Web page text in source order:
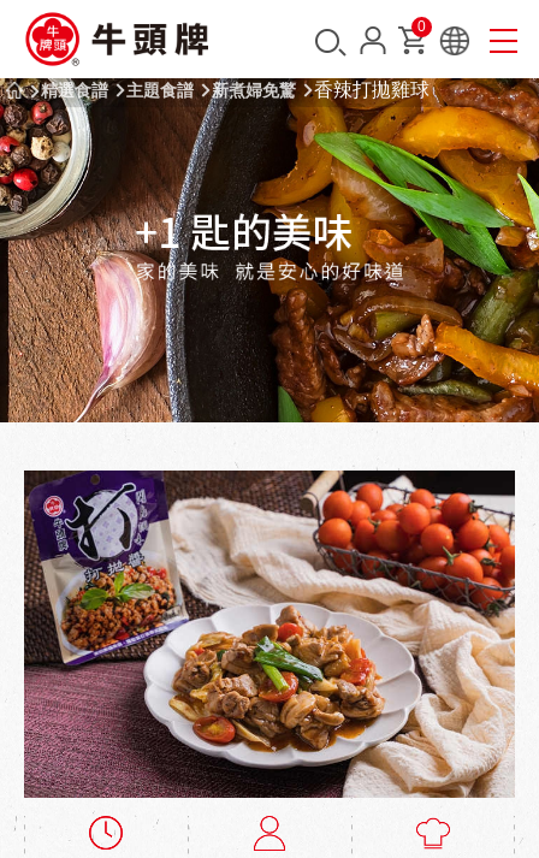
0
精選食譜 主題食譜 新煮婦免驚 香辣打拋雞球